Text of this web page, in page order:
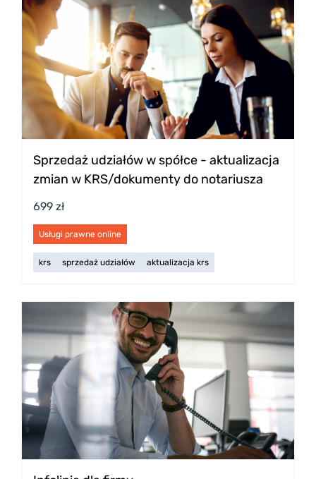
Sprzedaż udziałów w spółce - aktualizacja
zmian w KRS/dokumenty do notariusza
699 zł
Usługi prawne online
krs sprzedaż udziałów aktualizacja krs